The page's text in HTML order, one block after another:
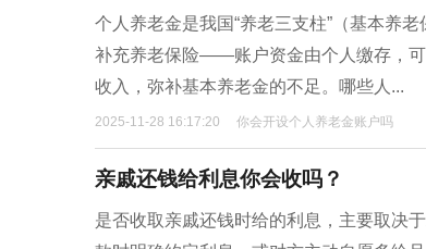
个人养老金是我国“养老三支柱”（基本养
补充养老保险——账户资金由个人缴存，
收入，弥补基本养老金的不足。哪些人...
2025-11-28 16:17:20 你会开设个人养老金账户吗
亲戚还钱给利息你会收吗？
是否收取亲戚还钱时给的利息，主要取决